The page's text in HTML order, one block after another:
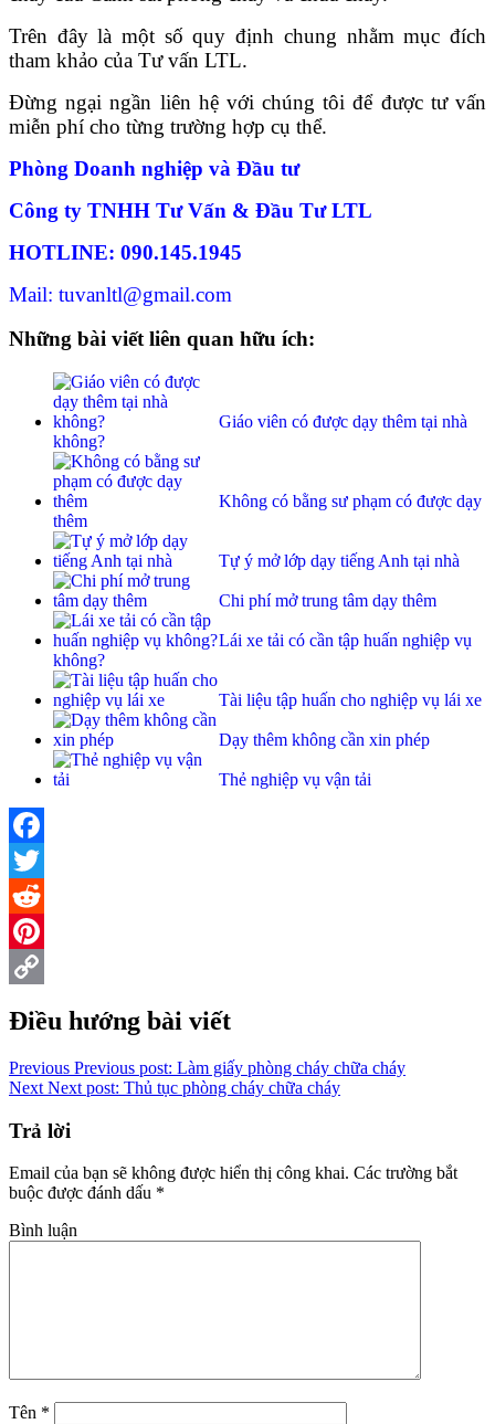
Trên đây là một số quy định chung nhằm mục đích
tham khảo của Tư vấn LTL.
Đừng ngại ngần liên hệ với chúng tôi để được tư vấn
miễn phí cho từng trường hợp cụ thể.
Phòng Doanh nghiệp và Đầu tư
Công ty TNHH Tư Vấn & Đầu Tư LTL
HOTLINE: 090.145.1945
Mail: tuvanltl@gmail.com
Những bài viết liên quan hữu ích:
Giáo viên có được dạy thêm tại nhà
không?
Không có bằng sư phạm có được dạy
thêm
Tự ý mở lớp dạy tiếng Anh tại nhà
Chi phí mở trung tâm dạy thêm
Lái xe tải có cần tập huấn nghiệp vụ
không?
Tài liệu tập huấn cho nghiệp vụ lái xe
Dạy thêm không cần xin phép
Thẻ nghiệp vụ vận tải
Facebook
Twitter
Reddit
Pinterest
Điều hướng bài viết
Previous Previous post: Làm giấy phòng cháy chữa cháy
Next Next post: Thủ tục phòng cháy chữa cháy
Trả lời
Email của bạn sẽ không được hiển thị công khai. Các trường bắt
buộc được đánh dấu *
Bình luận
Tên *